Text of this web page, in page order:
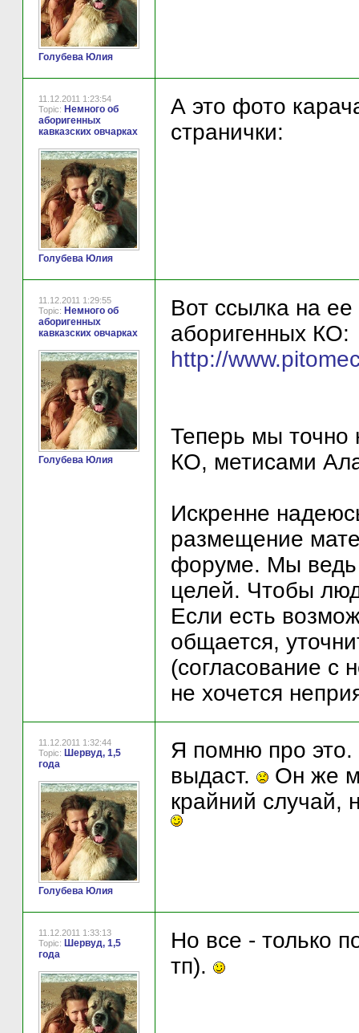
Голубева Юлия
11.12.2011 1:23:54
Topic: Немного об
аборигенных
кавказских овчарках
Голубева Юлия
А это фото
странички:
11.12.2011 1:29:55
Topic: Немного об
аборигенных
кавказских овчарках
Голубева Юлия
Вот ссылка на
аборигенных КО:
http://
Теперь мы точно
КО, метисами
Искренне
размещение
форуме. Мы ведь
целей. Чтобы
Если есть
общается,
(согласование с
не хочется
11.12.2011 1:32:44
Topic: Шервуд, 1,5
года
Голубева Юлия
Я помню про это.
выдаст.
Он же
крайний случай,
11.12.2011 1:33:13
Topic: Шервуд, 1,5
года
Но все - только
тп).